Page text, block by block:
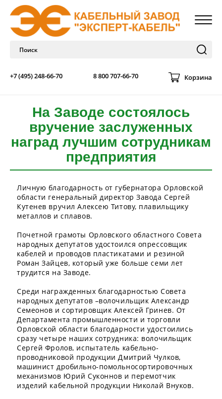
+7 (495) 248-66-70 8 800 707-66-70 Корзина
На Заводе состоялось
вручение заслуженных
наград лучшим сотрудникам
предприятия
Личную благодарность от губернатора Орловской
области генеральный директор Завода Сергей
Кутенев вручил Алексею Титову, плавильщику
металлов и сплавов.
Почетной грамоты Орловского областного Совета
народных депутатов удостоился опрессовщик
кабелей и проводов пластикатами и резиной
Роман Зайцев, который уже больше семи лет
трудится на Заводе.
Среди награжденных благодарностью Совета
народных депутатов –волочильщик Александр
Семеонов и сортировщик Алексей Гринев. От
Департамента промышленности и торговли
Орловской области благодарности удостоились
сразу четыре наших сотрудника: волочильщик
Сергей Фролов, испытатель кабельно-
проводниковой продукции Дмитрий Чулков,
машинист дробильно-помольносортировочных
механизмов Юрий Суконнов и перемотчик
изделий кабельной продукции Николай Внуков.